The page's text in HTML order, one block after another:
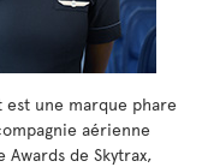
est une marque phare
aérienne
de Skytrax,